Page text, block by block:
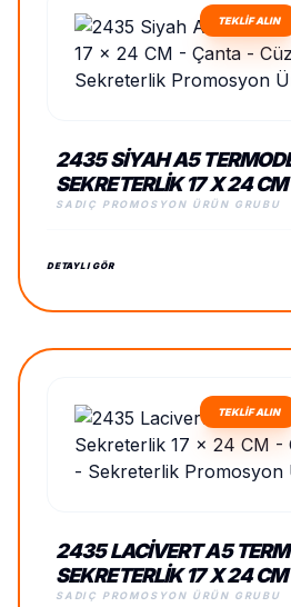
TEKLİF ALIN
2435 SIYAH A5
SEKRETERLIK 17 X 24 CM
SADIÇ PROMOSYON ÜRÜN GRUBU
DETAYLI GÖR
TEKLİF ALIN
2435 LACIVERT A5
SEKRETERLIK 17 X 24 CM
SADIÇ PROMOSYON ÜRÜN GRUBU